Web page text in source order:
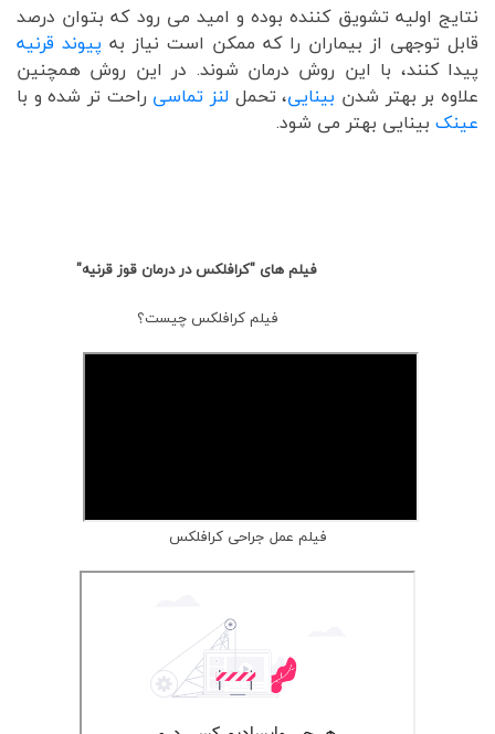
نتایج اولیه تشویق کننده بوده و امید می رود که بتوان درصد
قابل توجهی از بیماران را که ممکن است نیاز به پیوند قرنیه
پیدا کنند، با این روش درمان شوند. در این روش همچنین
علاوه بر بهتر شدن بینایی، تحمل لنز تماسی راحت تر شده و با
عینک بینایی بهتر می شود.
فیلم های "کرافلکس در درمان قوز قرنیه"
فیلم کرافلکس چیست؟
فیلم عمل جراحی کرافلکس